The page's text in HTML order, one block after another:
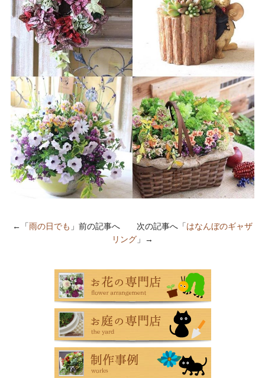
←「雨の日でも 」前の記事へ 次の記事へ「はなんぼのギャザ
リング 」→